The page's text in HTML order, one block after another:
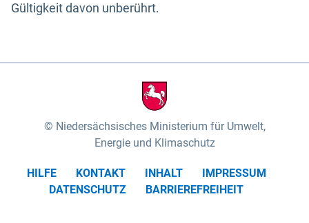
Gültigkeit davon unberührt.
Niedersächsisches Ministerium für Umwelt,
Energie und Klimaschutz
HILFE KONTAKT INHALT
IMPRESSUM
DATENSCHUTZ
BARRIEREFREIHEIT